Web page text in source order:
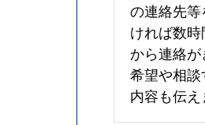
の連絡先
ければ数
から連絡が
希望や相
内容も伝え